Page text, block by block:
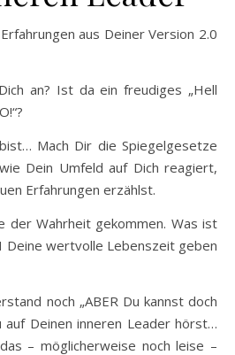
aus Deiner Version 2.0
an? Ist da ein freudiges „Hell
Mach Dir die Spiegelgesetze
Dein Umfeld auf Dich reagiert,
Erfahrungen erzählst.
der Wahrheit gekommen. Was ist
Deine wertvolle Lebenszeit geben
noch „ABER Du kannst doch
auf Deinen inneren Leader hörst…
– möglicherweise noch leise –